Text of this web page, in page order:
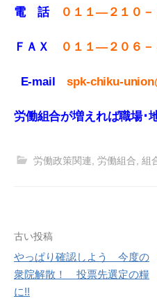
電 話 ０１１—２１０－
ＦＡＸ ０１１—２０６－
E-mailspk-chiku-
労働組合が増えれば職場･
労働政策関連 労働組合 組
投
稿
ナ
古い投稿
やっぱり確認しよう 今度の
衆院解散！ 投票先選定の糧
に!!